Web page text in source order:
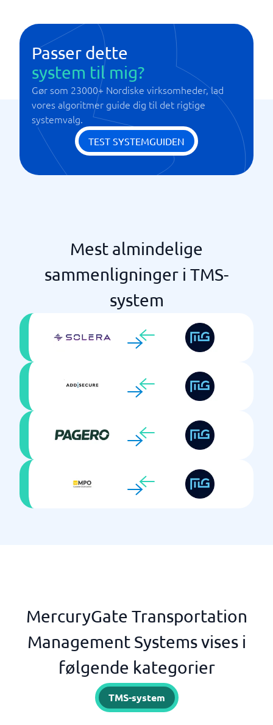
Sporbare varer
Passer dette
system til mig?
Gør som 23000+ Nordiske virksomheder, lad
vores algoritmer guide dig til det rigtige
systemvalg.
TEST SYSTEMGUIDEN
Mest almindelige
sammenligninger i TMS-
system
MercuryGate Transportation
Management Systems vises i
følgende kategorier
TMS-system